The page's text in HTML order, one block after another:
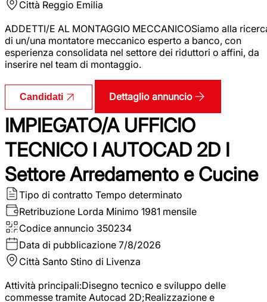
Città Reggio Emilia
ADDETTI/E AL MONTAGGIO MECCANICOSiamo alla
di un/una montatore meccanico esperto a banco, con
esperienza consolidata nel settore dei riduttori o affini, da
inserire nel team di montaggio.
Candidati Dettaglio annuncio
IMPIEGATO/A UFFICIO
TECNICO I AUTOCAD 2D I
Settore Arredamento e Cucine
Tipo di contratto Tempo determinato
Retribuzione Lorda Minimo 1981 mensile
Codice annuncio 350234
Data di pubblicazione 7/8/2026
Città Santo Stino di Livenza
Attività principali:Disegno tecnico e sviluppo delle
commesse tramite Autocad 2D;Realizzazione e